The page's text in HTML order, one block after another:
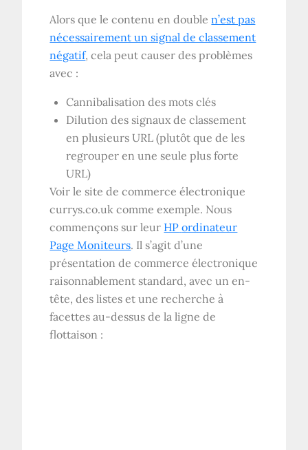
Alors que le contenu en doublen’est pas
nécessairement un signal de classement
négatif, cela peut causer des problèmes
avec :
Cannibalisation des mots clés
Dilution des signaux de classement
en plusieurs URL (plutôt que de les
regrouper en une seule plus forte
URL)
Voir le site de commerce électronique
currys.co.uk comme exemple. Nous
commençons sur leur HP ordinateur
Page Moniteurs. Il s’agit d’une
présentation de commerce électronique
raisonnablement standard, avec un en-
tête, des listes et une recherche à
facettes au-dessus de la ligne de
flottaison :